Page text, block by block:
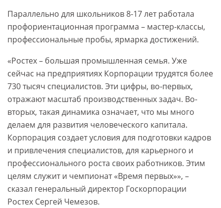
Параллельно для школьников 8-17 лет работала
профориентационная программа – мастер-классы,
профессиональные пробы, ярмарка достижений.
«Ростех – большая промышленная семья. Уже
сейчас на предприятиях Корпорации трудятся более
730 тысяч специалистов. Эти цифры, во-первых,
отражают масштаб производственных задач. Во-
вторых, такая динамика означает, что мы много
делаем для развития человеческого капитала.
Корпорация создает условия для подготовки кадров
и привлечения специалистов, для карьерного и
профессионального роста своих работников. Этим
целям служит и чемпионат «Время первых»», –
сказал генеральный директор Госкорпорации
Ростех Сергей Чемезов.